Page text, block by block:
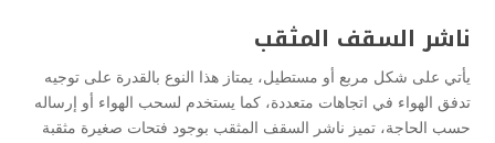
ناشر السقف المثقب
يأتي على شكل مربع أو مستطيل، يمتاز هذا النوع بالقدرة على توجيه
تدفق الهواء في اتجاهات متعددة، كما يستخدم لسحب الهواء أو إرساله
حسب الحاجة، تميز ناشر السقف المثقب بوجود فتحات صغيرة مثقبة